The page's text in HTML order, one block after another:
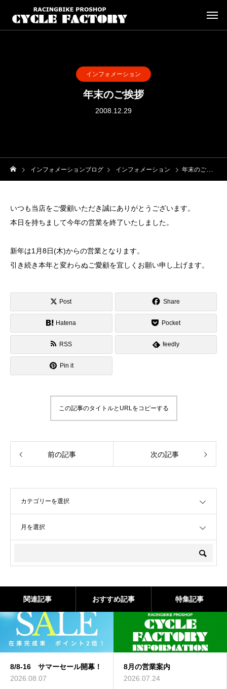
インフォメーション
年末のご挨拶
2008.12.29
インフォメーションブログ インフォメーション 年末のご挨拶
いつも当店をご愛顧いただき誠にありがとうございます。
本日を持ちまして今年の営業を終了いたしました。
新年は1月8日(木)からの営業となります。
引き続き本年と変わらぬご愛顧を宜しくお願い申し上げます。
Post Share
Hatena Pocket
RSS feedly
Pin it
この記事のタイトルとURLをコピーする
前の記事 次の記事
関連記事 おすすめ記事 特集記事
ール開幕！
8月の営業案内